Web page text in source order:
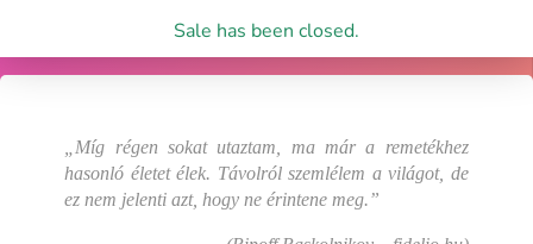
Sale has been closed.
„Míg régen sokat utaztam, ma már a remetékhez
hasonló életet élek. Távolról szemlélem a világot, de
ez nem jelenti azt, hogy ne érintene meg.”